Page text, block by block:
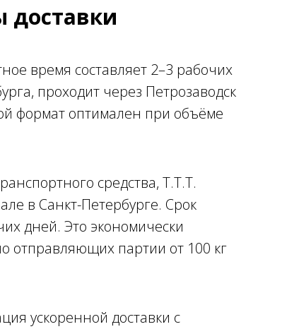
доставки
время составляет 2–3 рабочих
проходит через Петрозаводск
формат оптимален при объёме
средства, Т.Т.Т.
в Санкт-Петербурге. Срок
дней. Это экономически
отправляющих партии от 100 кг
ускоренной доставки с